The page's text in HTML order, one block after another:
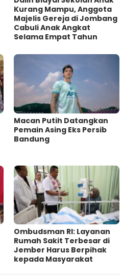
Kurang Mampu, Anggota
Majelis Gereja di Jombang
Cabuli Anak Angkat
Selama Empat Tahun
Macan Putih Datangkan
Pemain Asing Eks Persib
Bandung
Ombudsman RI: Layanan
Rumah Sakit Terbesar di
Jember Harus Berpihak
kepada Masyarakat